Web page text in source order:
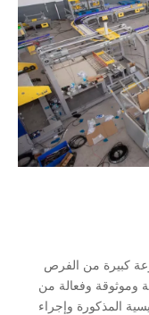
كبيرة من الفرص
وموثوقة وفعالة من
المذكورة وإجراء